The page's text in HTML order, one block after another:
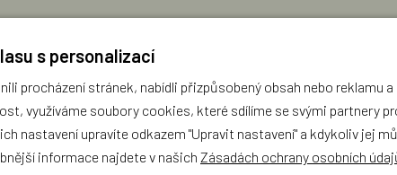
výhradně názory a stanoviska zákazníků. Provozovatel e-shopu
Zatím zde nejsou žádné dotazy. Buďte první, kdo se zeptá!
s personalizací
procházení stránek, nabídli přizpůsobený obsah nebo reklamu
využíváme soubory cookies, které sdílíme se svými partnery
nastavení upravíte odkazem "Upravit nastavení" a kdykoliv jej
informace najdete v našich Zásadách ochrany osobních